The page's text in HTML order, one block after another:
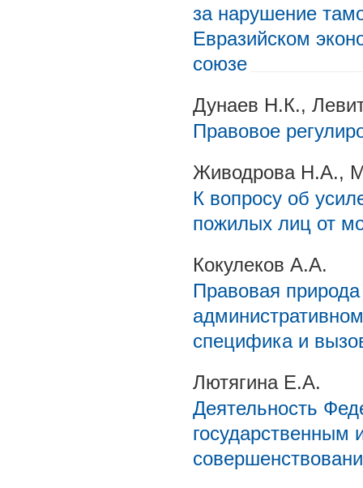
за нарушение
Евразийском
союзе
Дунаев Н.К.,
Правовое
Живодрова Н.А.,
К вопросу об
пожилых лиц от
Кокулеков А.А.
Правовая
специфика и
Лютягина Е.А.
Деятельность